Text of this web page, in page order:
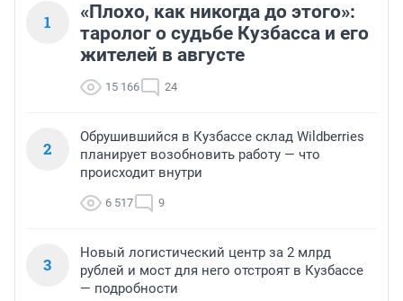
1
«Плохо, как никогда до этого»:
таролог о судьбе Кузбасса и его
жителей в августе
15 166 24
2
Обрушившийся в Кузбассе склад Wildberries
планирует возобновить работу — что
происходит внутри
6 517 9
3
Новый логистический центр за 2 млрд
рублей и мост для него отстроят в Кузбассе
— подробности